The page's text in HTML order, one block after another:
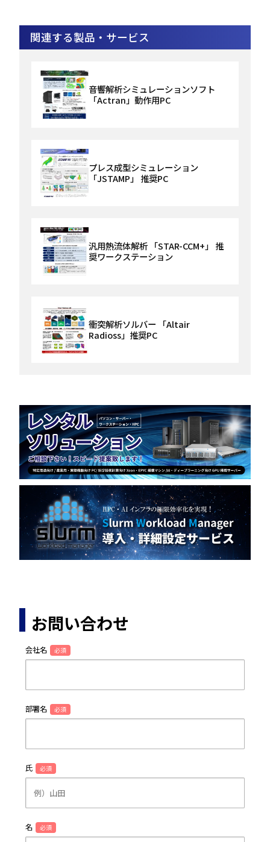
関連する製品・サービス
音響解析シミュレーションソフト
「Actran」動作用PC
プレス成型シミュレーション
「JSTAMP」 推奨PC
汎用熱流体解析 「STAR-CCM+」 推
奨ワークステーション
衝突解析ソルバー 「Altair
Radioss」推奨PC
お問い合わせ
会社名 必須
部署名 必須
氏 必須
名 必須